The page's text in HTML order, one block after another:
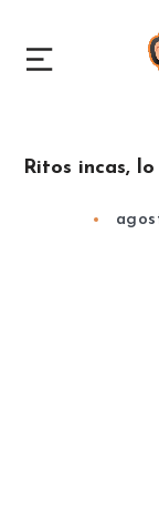
Ritos incas,